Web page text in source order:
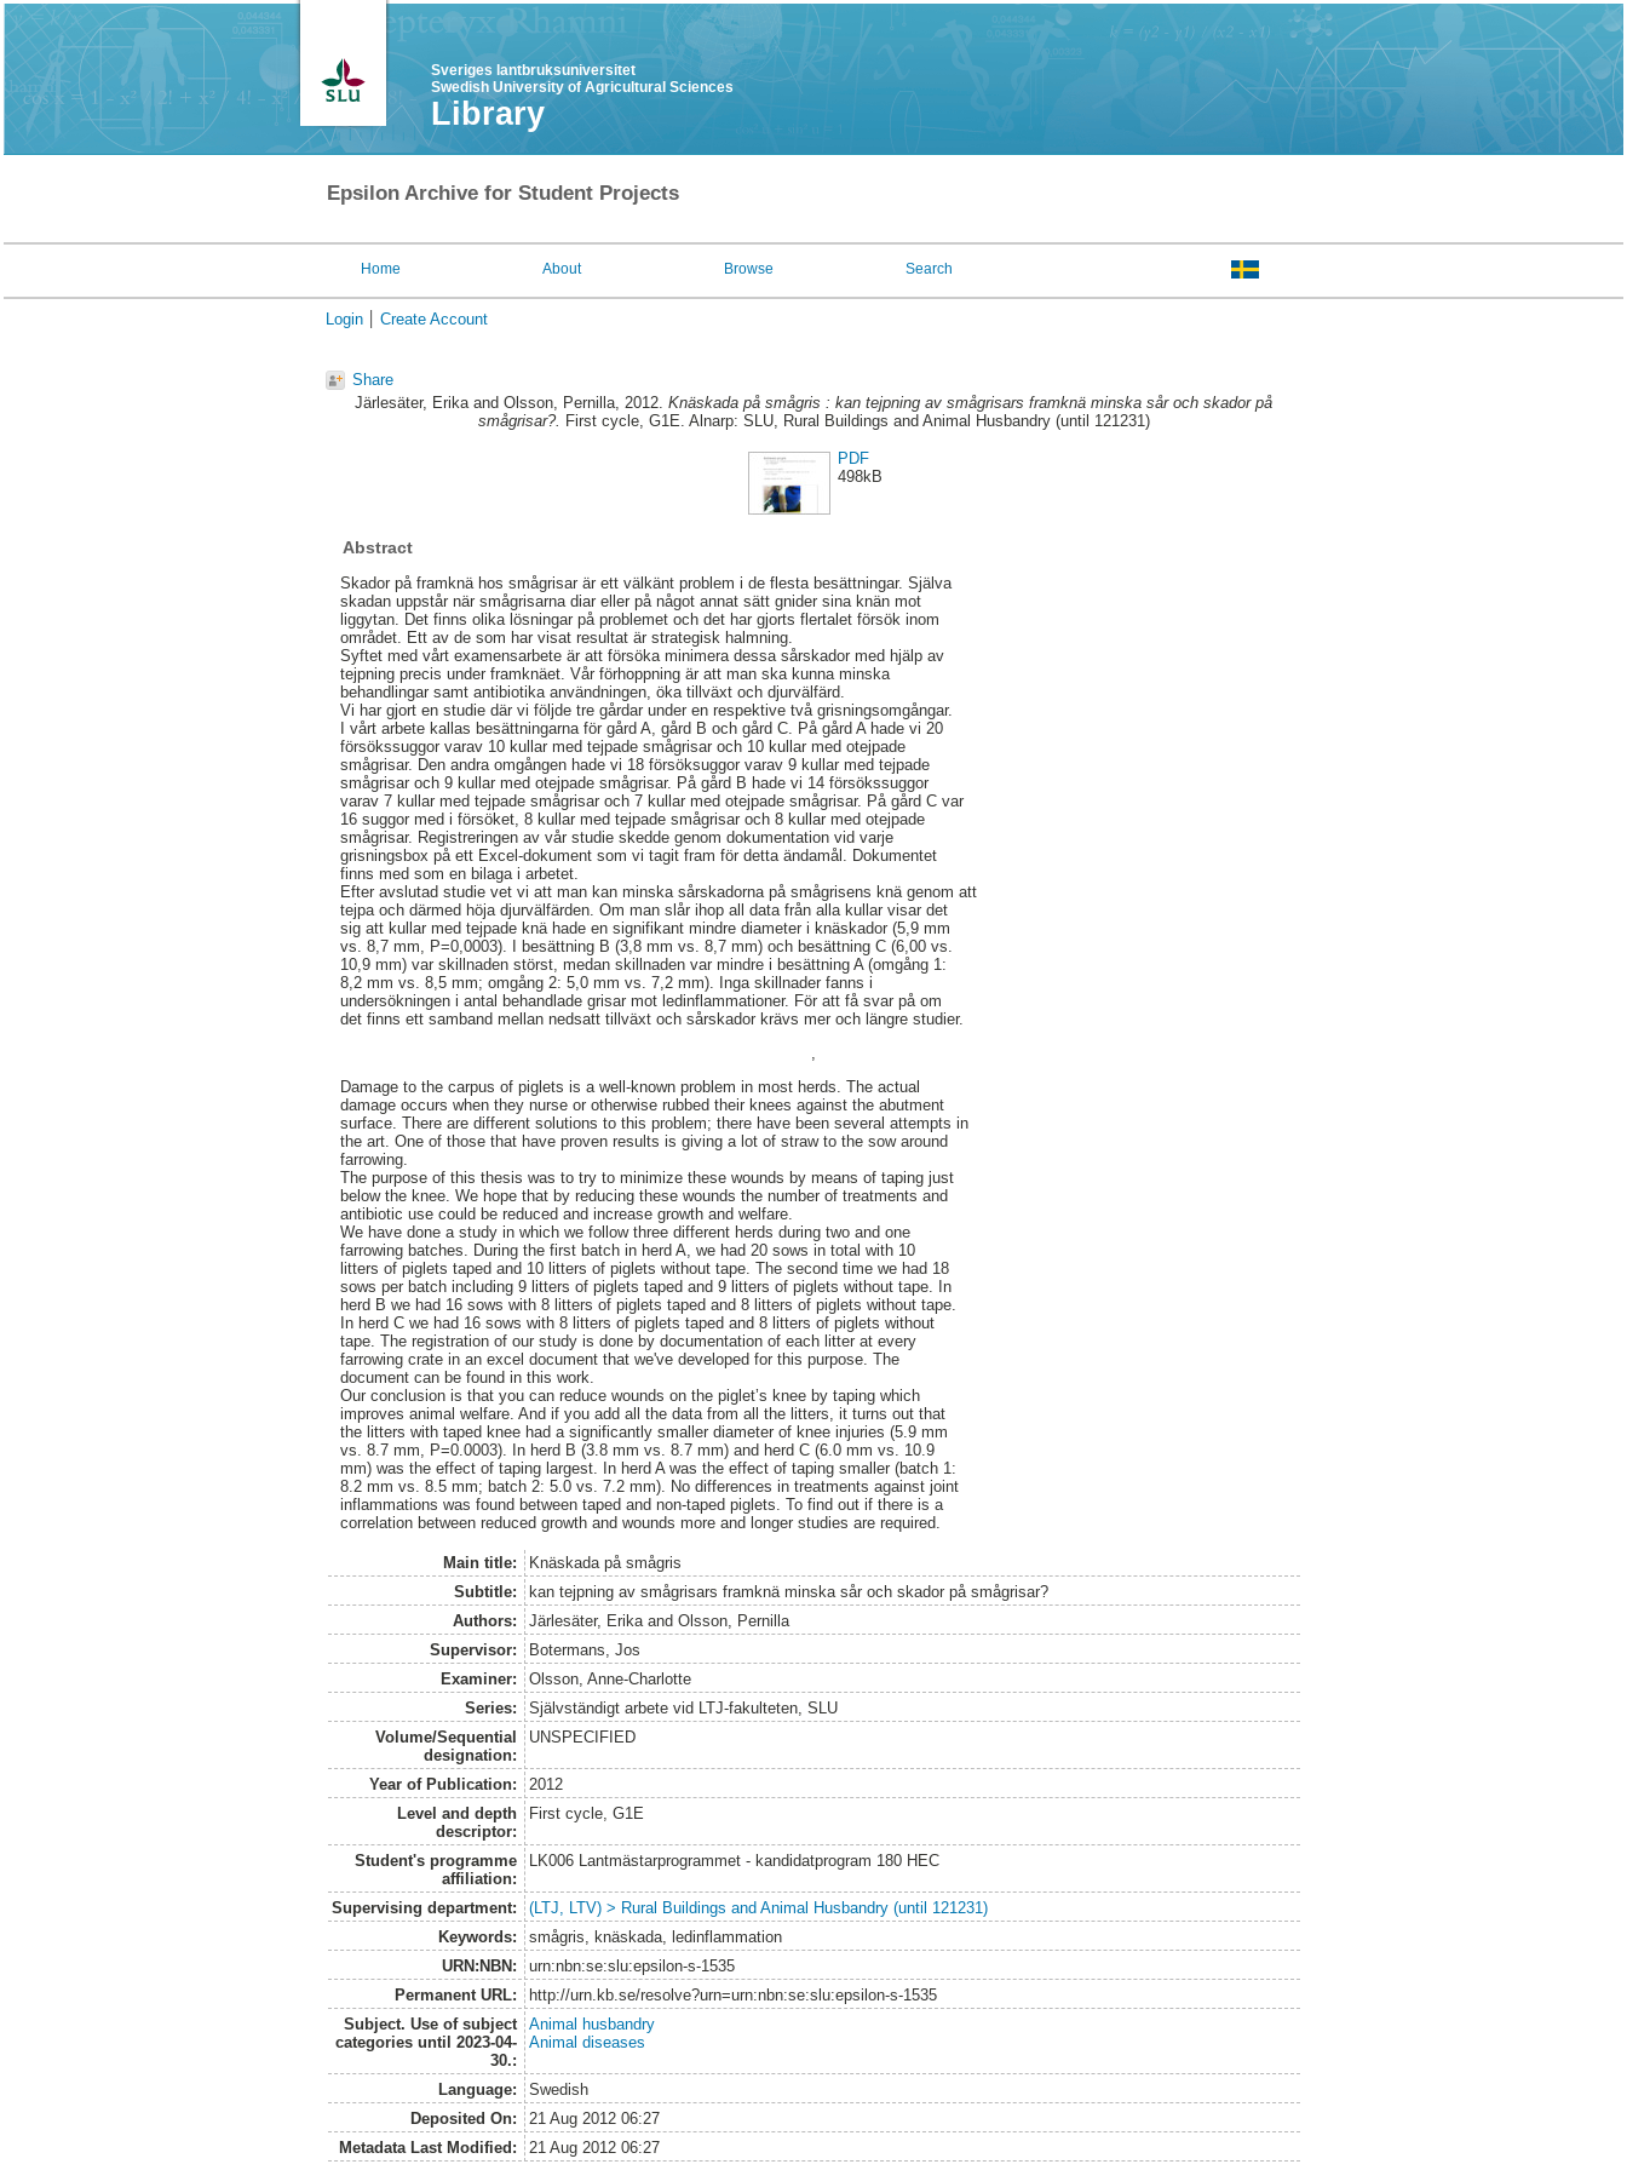
Sveriges lantbruksuniversitet
Swedish University of Agricultural Sciences
Library
Epsilon Archive for Student Projects
Home About Browse Search
Login Create Account
Share
Järlesäter, Erikaand Olsson, Pernilla, 2012. Knäskada på smågris : kan tejpning av smågrisars framknä minska sår och skador på
smågrisar?. First cycle, G1E. Alnarp: SLU, Rural Buildings and Animal Husbandry (until 121231)
PDF
498kB
Abstract
Skador på framknä hos smågrisar är ett välkänt problem i de flesta besättningar. Själva
skadan uppstår när smågrisarna diar eller på något annat sätt gnider sina knän mot
liggytan. Det finns olika lösningar på problemet och det har gjorts flertalet försök inom
området. Ett av de som har visat resultat är strategisk halmning.
Syftet med vårt examensarbete är att försöka minimera dessa sårskador med hjälp av
tejpning precis under framknäet. Vår förhoppning är att man ska kunna minska
behandlingar samt antibiotika användningen, öka tillväxt och djurvälfärd.
Vi har gjort en studie där vi följde tre gårdar under en respektive två grisningsomgångar.
I vårt arbete kallas besättningarna för gård A, gård B och gård C. På gård A hade vi 20
försökssuggor varav 10 kullar med tejpade smågrisar och 10 kullar med otejpade
smågrisar. Den andra omgången hade vi 18 försöksuggor varav 9 kullar med tejpade
smågrisar och 9 kullar med otejpade smågrisar. På gård B hade vi 14 försökssuggor
varav 7 kullar med tejpade smågrisar och 7 kullar med otejpade smågrisar. På gård C var
16 suggor med i försöket, 8 kullar med tejpade smågrisar och 8 kullar med otejpade
smågrisar. Registreringen av vår studie skedde genom dokumentation vid varje
grisningsbox på ett Excel-dokument som vi tagit fram för detta ändamål. Dokumentet
finns med som en bilaga i arbetet.
Efter avslutad studie vet vi att man kan minska sårskadorna på smågrisens knä genom att
tejpa och därmed höja djurvälfärden. Om man slår ihop all data från alla kullar visar det
sig att kullar med tejpade knä hade en signifikant mindre diameter i knäskador (5,9 mm
vs. 8,7 mm, P=0,0003). I besättning B (3,8 mm vs. 8,7 mm) och besättning C (6,00 vs.
10,9 mm) var skillnaden störst, medan skillnaden var mindre i besättning A (omgång 1:
8,2 mm vs. 8,5 mm; omgång 2: 5,0 mm vs. 7,2 mm). Inga skillnader fanns i
undersökningen i antal behandlade grisar mot ledinflammationer. För att få svar på om
det finns ett samband mellan nedsatt tillväxt och sårskador krävs mer och längre studier.
Damage to the carpus of piglets is a well-known problem in most herds. The actual
damage occurs when they nurse or otherwise rubbed their knees against the abutment
surface. There are different solutions to this problem; there have been several attempts in
the art. One of those that have proven results is giving a lot of straw to the sow around
farrowing.
The purpose of this thesis was to try to minimize these wounds by means of taping just
below the knee. We hope that by reducing these wounds the number of treatments and
antibiotic use could be reduced and increase growth and welfare.
We have done a study in which we follow three different herds during two and one
farrowing batches. During the first batch in herd A, we had 20 sows in total with 10
litters of piglets taped and 10 litters of piglets without tape. The second time we had 18
sows per batch including 9 litters of piglets taped and 9 litters of piglets without tape. In
herd B we had 16 sows with 8 litters of piglets taped and 8 litters of piglets without tape.
In herd C we had 16 sows with 8 litters of piglets taped and 8 litters of piglets without
tape. The registration of our study is done by documentation of each litter at every
farrowing crate in an excel document that we've developed for this purpose. The
document can be found in this work.
Our conclusion is that you can reduce wounds on the piglet’s knee by taping which
improves animal welfare. And if you add all the data from all the litters, it turns out that
the litters with taped knee had a significantly smaller diameter of knee injuries (5.9 mm
vs. 8.7 mm, P=0.0003). In herd B (3.8 mm vs. 8.7 mm) and herd C (6.0 mm vs. 10.9
mm) was the effect of taping largest. In herd A was the effect of taping smaller (batch 1:
8.2 mm vs. 8.5 mm; batch 2: 5.0 vs. 7.2 mm). No differences in treatments against joint
inflammations was found between taped and non-taped piglets. To find out if there is a
correlation between reduced growth and wounds more and longer studies are required.
Main title:
Knäskada på smågris
Subtitle:
kan tejpning av smågrisars framknä minska sår och skador på smågrisar?
Authors:
Järlesäter, Erikaand Olsson, Pernilla
Supervisor:
Botermans, Jos
Examiner:
Olsson, Anne-Charlotte
Series:
Självständigt arbete vid LTJ-fakulteten, SLU
Volume/Sequential
designation:
UNSPECIFIED
Year of Publication:
2012
Level and depth
descriptor:
First cycle, G1E
Student's programme
affiliation:
LK006 Lantmästarprogrammet - kandidatprogram 180 HEC
Supervising department:
(LTJ, LTV) > Rural Buildings and Animal Husbandry (until 121231)
Keywords:
smågris, knäskada, ledinflammation
URN:NBN:
urn:nbn:se:slu:epsilon-s-1535
Permanent URL:
http://urn.kb.se/resolve?urn=urn:nbn:se:slu:epsilon-s-1535
Subject. Use of subject
categories until 2023-04-
30.:
Animal husbandry
Animal diseases
Language:
Swedish
Deposited On:
21 Aug 2012 06:27
Metadata Last Modified:
21 Aug 2012 06:27